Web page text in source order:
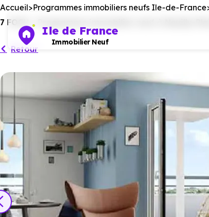
Ile de France
Immobilier Neuf
Accueil Programmes immobiliers neufs Ile-de-France
7 FOCH - Programme immobilier neuf à Neuilly-
Retour